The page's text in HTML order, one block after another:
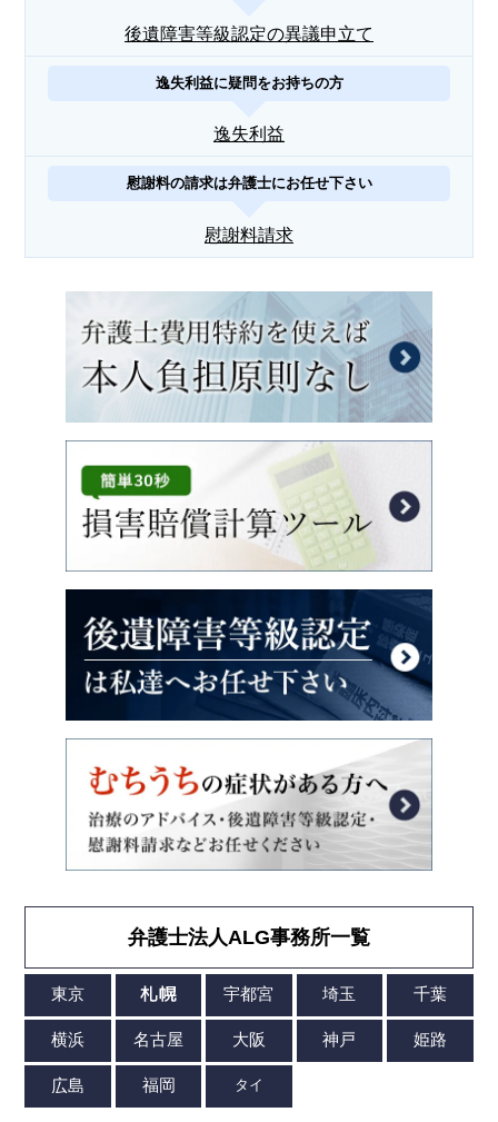
後遺障害等級認定の異議申立て
逸失利益に疑問をお持ちの方
逸失利益
慰謝料の請求は弁護士にお任せ下さい
慰謝料請求
弁護士法人ALG事務所一覧